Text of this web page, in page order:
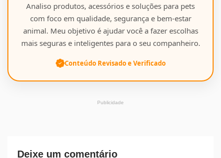
Analiso produtos, acessórios e soluções para pets
com foco em qualidade, segurança e bem-estar
animal. Meu objetivo é ajudar você a fazer escolhas
mais seguras e inteligentes para o seu companheiro.
Conteúdo Revisado e Verificado
Publicidade
Deixe um comentário